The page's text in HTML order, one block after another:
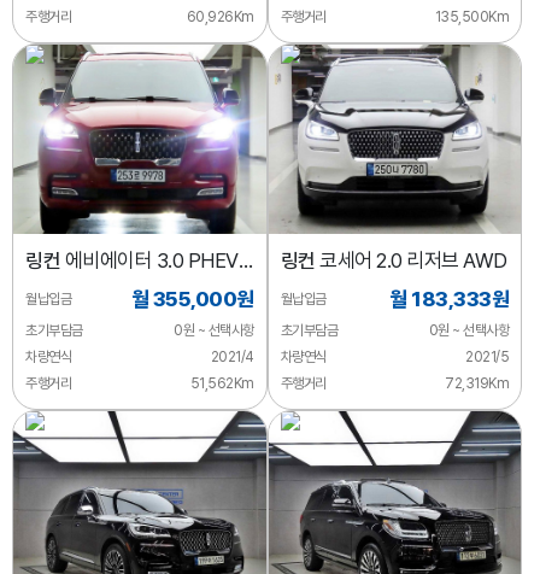
주행거리
60,926Km
주행거리
135,500Km
링컨 에비에이터 3.0 PHEV
GT AWD
월납입금 월 355,000원
초기부담금
0원 ~ 선택사항
차량연식
2021/4
주행거리
51,562Km
링컨 코세어 2.0 리저브 AWD
월납입금 월 183,333원
초기부담금
0원 ~ 선택사항
차량연식
2021/5
주행거리
72,319Km